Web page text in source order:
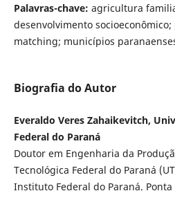
Palavras-chave: agricultura
desenvolvimento
matching; municípios
Biografia do Autor
Everaldo Veres Zahaikevitch,
Federal do Paraná
Doutor em Engenharia da
Tecnológica Federal do Paraná
Instituto Federal do Paraná. Ponta